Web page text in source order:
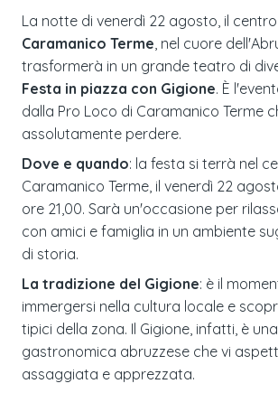
La notte di venerdì 22 agosto, il
Caramanico Terme , nel cuore
trasformerà in un grande teatro di
Festa in piazza con Gigione. È
dalla Pro Loco di Caramanico Terme
assolutamente perdere.
Dove e quando: la festa si terrà nel
Caramanico Terme, il venerdì 22
ore 21,00. Sarà un'occasione per
con amici e famiglia in un ambiente
di storia.
La tradizione del Gigione: è il
immergersi nella cultura locale e
tipici della zona. Il Gigione, infatti, è
gastronomica abruzzese che vi
assaggiata e apprezzata.